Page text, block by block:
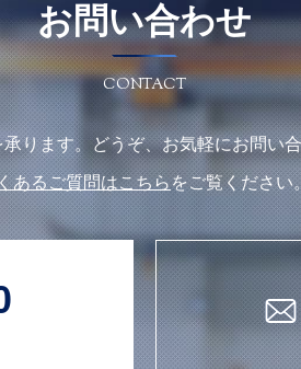
お問い合わせ
CONTACT
ります。どうぞ、お気軽にお問い
あるご質問はこちら をご覧ください